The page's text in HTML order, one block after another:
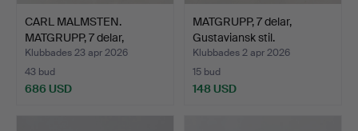
CARL MALMSTEN.
MATGRUPP, 7 delar,
"Herrgår…
Klubbades 23 apr 2026
43 bud
686 USD
MATGRUPP, 7 delar,
Gustaviansk stil.
Klubbades 2 apr 2026
15 bud
148 USD